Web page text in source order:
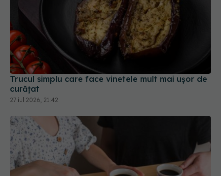
Trucul simplu care face vinetele mult mai ușor de
curățat
27 iul 2026, 21:42